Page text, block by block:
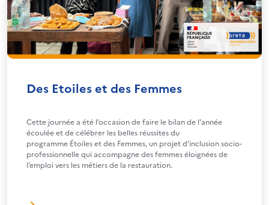
Des Etoiles et des Femmes
Cette journée a été l’occasion de faire le bilan de l’année
écoulée et de célébrer les belles réussites du
programme Étoiles et des Femmes, un projet d’inclusion socio-
professionnelle qui accompagne des femmes éloignées de
l’emploi vers les métiers de la restauration.